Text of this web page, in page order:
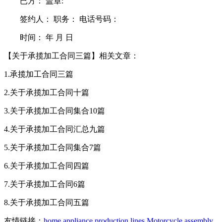
签约人： 职务： 电话号码：
时间： 年 月 日
【关于承揽加工合同三篇】相关文章：
1.承揽加工合同三篇
2.关于承揽加工合同十篇
3.关于承揽加工合同集合10篇
4.关于承揽加工合同汇总九篇
5.关于承揽加工合同集合7篇
6.关于承揽加工合同四篇
7.关于承揽加工合同6篇
8.关于承揽加工合同五篇